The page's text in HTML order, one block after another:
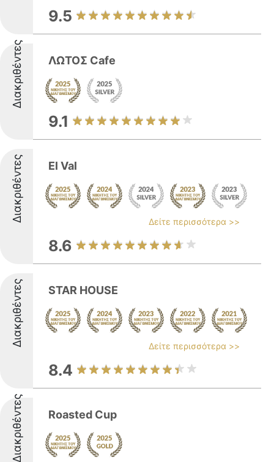
9.5
Διακριθέντες ΛΩΤΟΣ Cafe
9.1
Διακριθέντες El Val
Δείτε περισσότερα >>
8.6
Διακριθέντες STAR HOUSE
Δείτε περισσότερα >>
8.4
Διακριθέντες Roasted Cup